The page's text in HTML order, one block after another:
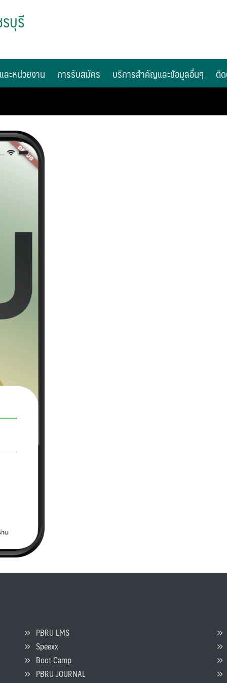
บุรี
ะหน่วยงาน การรับสมัคร บริการสำคัญและข้อมูลอื่นๆ ติ
PBRU LMS
Speexx
Boot Camp
PBRU JOURNAL